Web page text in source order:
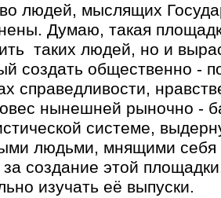
людей, мыслящих
Думаю, такая
таких людей, но и
создать общественно -
справедливости,
нынешней рыночно -
системе,
людьми, мнящими себя
создание этой
изучать её выпуски.